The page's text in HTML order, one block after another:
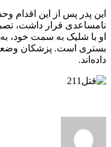
این پدر پس از این اقدام
نامساعدی قرار داشت،
او با شلیک به سمت خود،
بستری است. پزشکان
داده‌اند.